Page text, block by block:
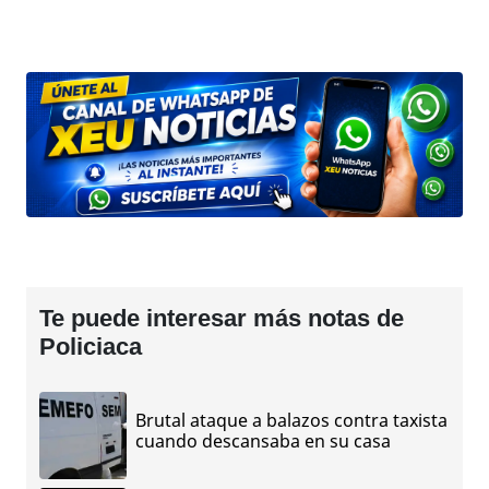
Te puede interesar más notas de
Policiaca
Brutal ataque a balazos contra taxista
cuando descansaba en su casa